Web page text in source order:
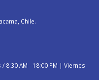
Chile.
/ 8:30 AM - 18:00 PM | Viernes